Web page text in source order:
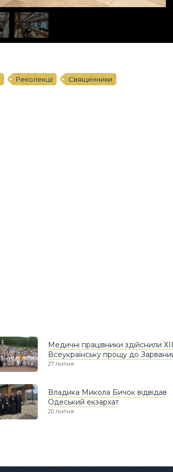
Реколекції Священники
Медичні працівники здійснили
Всеукраїнську прощу до
27 липня
Владика Микола Бичок відвідав
Одеський екзархат
20 липня